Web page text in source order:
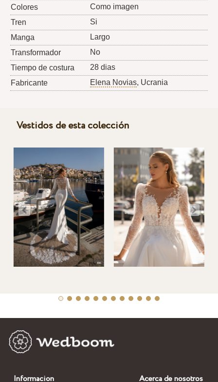
Colores
Como imagen
Tren
Si
Manga
Largo
Transformador
No
Tiempo de costura
28 dias
Fabricante
Elena Novias, Ucrania
Vestidos de esta colección
Informacion Acerca de nosotros